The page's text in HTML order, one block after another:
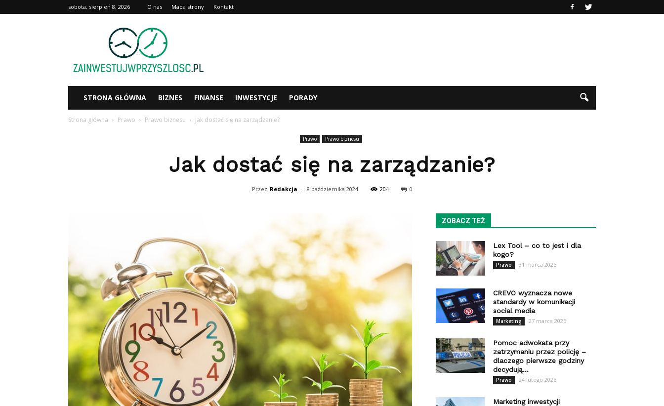
sobota, sierpień 8, 2026 O nas Mapa strony Kontakt
Zainwestujwprzyszlosc.pl
STRONA GŁÓWNA BIZNES FINANSE INWESTYCJE PORADY
Strona główna Prawo Prawo biznesu Jak dostać się na zarządzanie?
Prawo Prawo biznesu
Jak dostać się na zarządzanie?
Przez Redakcja - 8 października 2024 204 0
ZOBACZ TEŻ
Lex Tool – co to jest i dla
kogo?
Prawo 31 marca 2026
CREVO wyznacza nowe
standardy w komunikacji
social media
Marketing 27 marca 2026
Pomoc adwokata przy
zatrzymaniu przez policję –
dlaczego pierwsze godziny
decydują...
Prawo 24 lutego 2026
Marketing inwestycji